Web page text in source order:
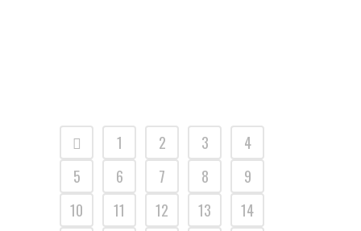
1 2 3
4
5
6 7 8
9
10
11 12 13
14